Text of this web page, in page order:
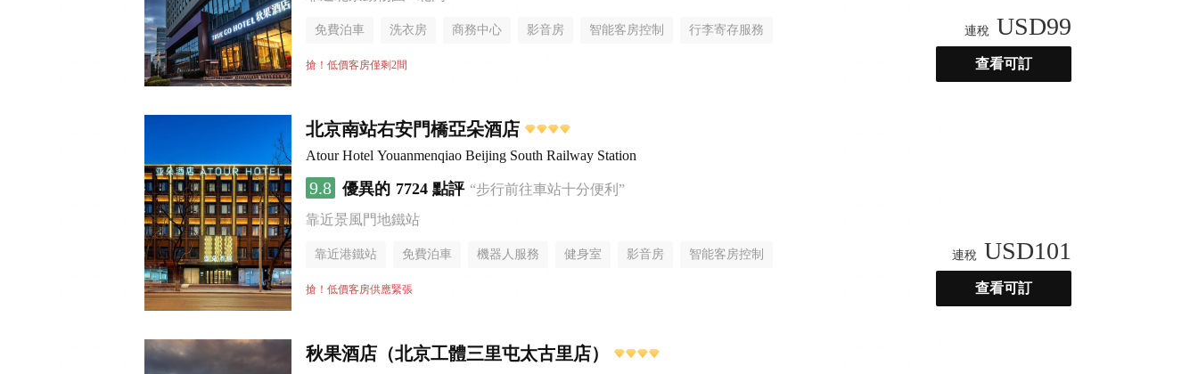
免費泊車 洗衣房 商務中心 影音房 智能客房控制 行李寄存服務
搶！低價客房僅剩2間
連稅 USD99
查看可訂
北京南站右安門橋亞朵酒店
Atour Hotel Youanmenqiao Beijing South Railway Station
9.8 優異的 7724 點評 “步行前往車站十分便利”
靠近景風門地鐵站
靠近港鐵站 免費泊車 機器人服務 健身室 影音房 智能客房控制
行李寄存服務
搶！低價客房供應緊張
連稅 USD101
查看可訂
秋果酒店（北京工體三里屯太古里店）